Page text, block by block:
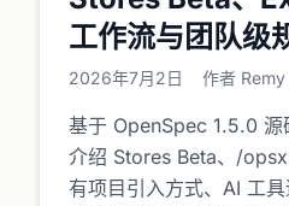
工作流与团队级
2026年7月2日 作者 Remy
基于 OpenSpec 1.5.0 源
介绍 Stores Beta、/
有项目引入方式、AI 工